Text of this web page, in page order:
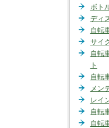
ボト
ディ
自転
サイ
自転
ト
自転
メン
レイ
自転
自転